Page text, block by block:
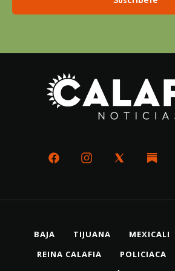
BAJA TIJUANA MEXICALI
REINA CALAFIA
POLICIACA